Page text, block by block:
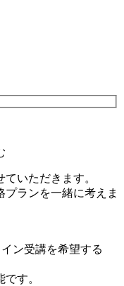
いただきます。
ランを一緒に考えま
ン受講を希望する
す。